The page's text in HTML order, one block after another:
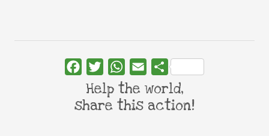
FacebookTwitterWhatsApp
Email Share
Help the world,
share this action!